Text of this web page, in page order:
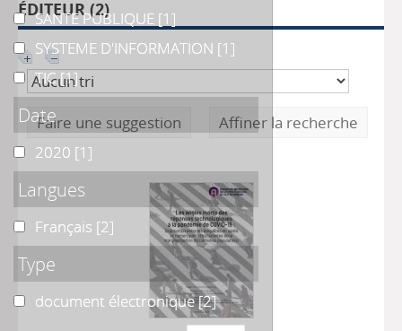
ÉDITEUR (2)
Faire une suggestion Affiner la recherche
SANTE PUBLIQUE
SANTE PUBLIQUE [1]
SYSTEME D'INFORMATION
SYSTEME D'INFORMATION [1]
TICTIC[1]
Date
20202020 [1]
Langues
Français
Français [2]
Type
document électronique
document électronique[2]